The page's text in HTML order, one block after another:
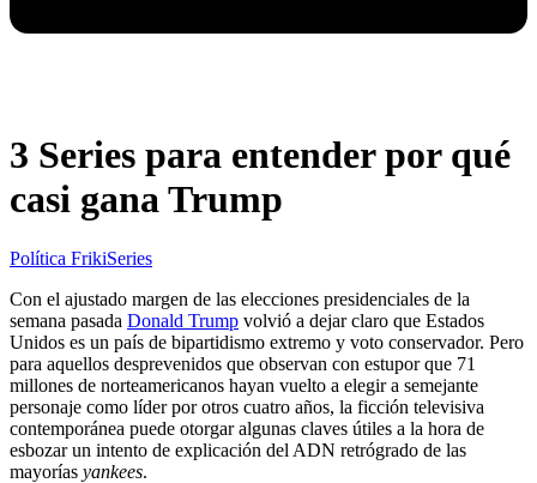
3 Series para entender por qué
casi gana Trump
Política FrikiSeries
Con el ajustado margen de las elecciones presidenciales de la
semana pasada Donald Trump volvió a dejar claro que Estados
Unidos es un país de bipartidismo extremo y voto conservador. Pero
para aquellos desprevenidos que observan con estupor que 71
millones de norteamericanos hayan vuelto a elegir a semejante
personaje como líder por otros cuatro años, la ficción televisiva
contemporánea puede otorgar algunas claves útiles a la hora de
esbozar un intento de explicación del ADN retrógrado de las
mayorías yankees.